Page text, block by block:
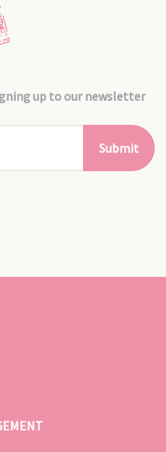
up to our newsletter
Submit